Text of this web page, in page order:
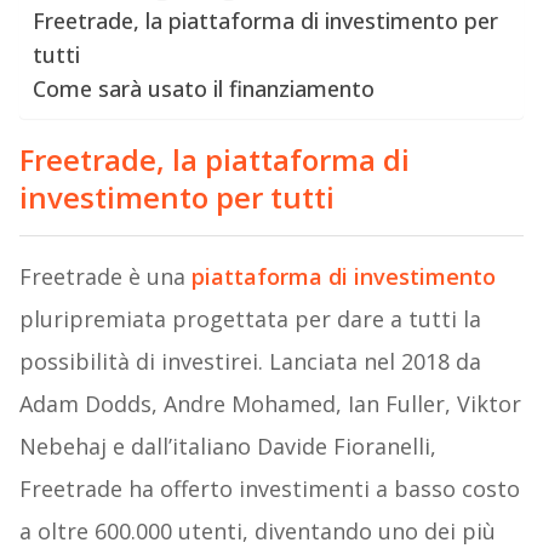
Freetrade, la piattaforma di investimento per
tutti
Come sarà usato il finanziamento
Freetrade, la piattaforma di
investimento per tutti
Freetrade è una piattaforma di investimento
pluripremiata progettata per dare a tutti la
possibilità di investirei. Lanciata nel 2018 da
Adam Dodds, Andre Mohamed, Ian Fuller, Viktor
Nebehaj e dall’italiano Davide Fioranelli,
Freetrade ha offerto investimenti a basso costo
a oltre 600.000 utenti, diventando uno dei più